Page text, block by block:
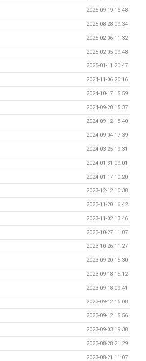
2025-09-19 16:48
2025-08-28 09:34
2025-02-06 11:32
2025-02-05 09:48
2025-01-11 20:47
2024-11-06 20:16
2024-10-17 15:59
2024-09-28 15:37
2024-09-12 15:40
2024-09-04 17:39
2024-03-25 19:31
2024-01-31 09:01
2024-01-17 10:20
2023-12-12 10:38
2023-11-20 16:42
2023-11-02 13:46
2023-10-27 11:07
2023-10-26 11:27
2023-09-20 15:30
2023-09-18 15:12
2023-09-18 09:41
2023-09-12 16:08
2023-09-12 15:56
2023-09-03 19:38
2023-08-28 21:29
2023-08-21 11:07